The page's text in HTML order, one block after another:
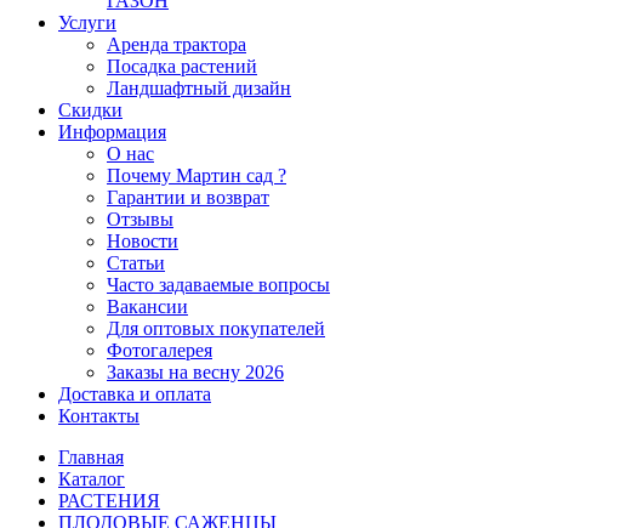
Услуги
Аренда трактора
Посадка растений
Ландшафтный дизайн
Скидки
Информация
О нас
Почему Мартин сад ?
Гарантии и возврат
Отзывы
Новости
Статьи
Часто задаваемые вопросы
Вакансии
Для оптовых покупателей
Фотогалерея
Заказы на весну 2026
Доставка и оплата
Контакты
Главная
Каталог
РАСТЕНИЯ
ПЛОДОВЫЕ САЖЕНЦЫ